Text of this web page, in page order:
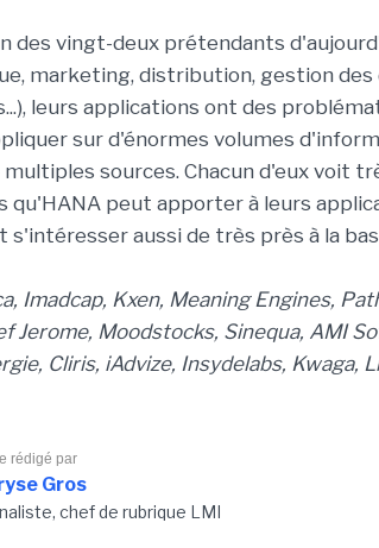
des vingt-deux prétendants
marketing, distribution, gestion
leurs applications ont des
sur d'énormes volumes
sources. Chacun d'eux voit
qu'HANA peut apporter à leurs
s'intéresser aussi de très près à la
Imadcap, Kxen, Meaning Engines,
Jerome, Moodstocks, Sinequa, AMI
Cliris, iAdvize, Insydelabs, Kwaga,
rédigé par
Gros
chef de rubrique LMI